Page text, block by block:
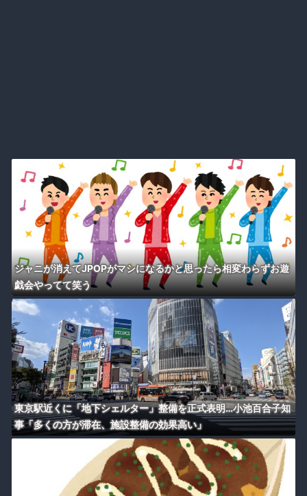
ジャニが消えてJPOPがマシになるかと思ったら相変わらずお遊
戯会やってて笑う
東京駅近くに「地下シェルター」整備を正式表明…小池百合子知
事「多くの方が滞在、施設整備の効果高い」